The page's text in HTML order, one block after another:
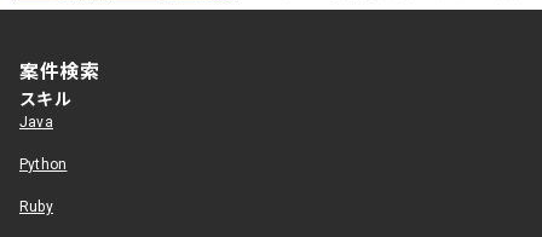
案件検索
スキル
Java
Python
Ruby